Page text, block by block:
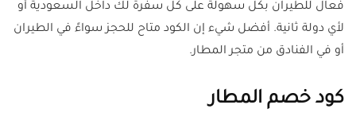
فعال للطيران بكل سهولة على كل سفرة لك داخل السعودية أو
لأي دولة ثانية. أفضل شيء إن الكود متاح للحجز سواءً في الطيران
أو في الفنادق من متجر المطار.
كود خصم المطار